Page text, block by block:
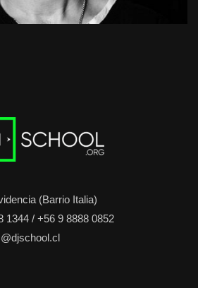
(Barrio Italia)
1344 / +56 9 8888 0852